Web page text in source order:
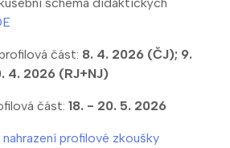
část: 8. 4. 2026 (ČJ); 9.
4. 2026 (RJ+NJ)
část: 18. - 20. 5. 2026
profilové zkoušky